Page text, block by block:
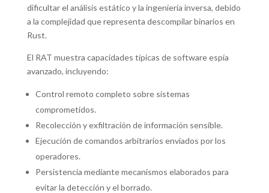
dificultar el análisis estático y la ingeniería inversa, debido
a la complejidad que representa descompilar binarios en
Rust.
El RAT muestra capacidades típicas de software espía
avanzado, incluyendo:
Control remoto completo sobre sistemas
comprometidos.
Recolección y exfiltración de información sensible.
Ejecución de comandos arbitrarios enviados por los
operadores.
Persistencia mediante mecanismos elaborados para
evitar la detección y el borrado.